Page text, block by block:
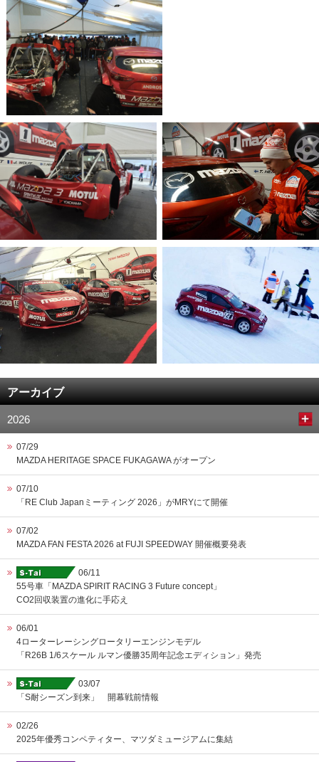
アーカイブ
2026
07/29
MAZDA HERITAGE SPACE FUKAGAWA がオープン
07/10
「RE Club Japanミーティング 2026」がMRYにて開催
07/02
MAZDA FAN FESTA 2026 at FUJI SPEEDWAY 開催概要発表
06/11
55号車「MAZDA SPIRIT RACING 3 Future concept」
CO2回収装置の進化に手応え
06/01
4ローターレーシングロータリーエンジンモデル
「R26B 1/6スケール ルマン優勝35周年記念エディション」発売
03/07
「S耐シーズン到来」 開幕戦前情報
02/26
2025年優秀コンペティター、マツダミュージアムに集結